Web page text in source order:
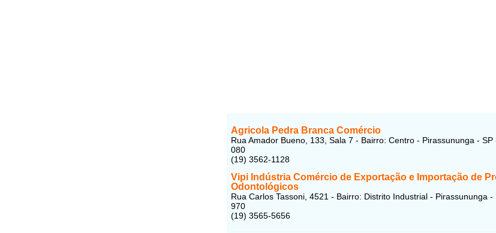
Agricola Pedra Branca Comércio
Rua Amador Bueno, 133, Sala 7 - Bairro: Centro - Pirassununga - SP
080
(19) 3562-1128
Vipi Indústria Comércio de Exportação e Importação de
Odontológicos
Rua Carlos Tassoni, 4521 - Bairro: Distrito Industrial - Pirassununga -
970
(19) 3565-5656